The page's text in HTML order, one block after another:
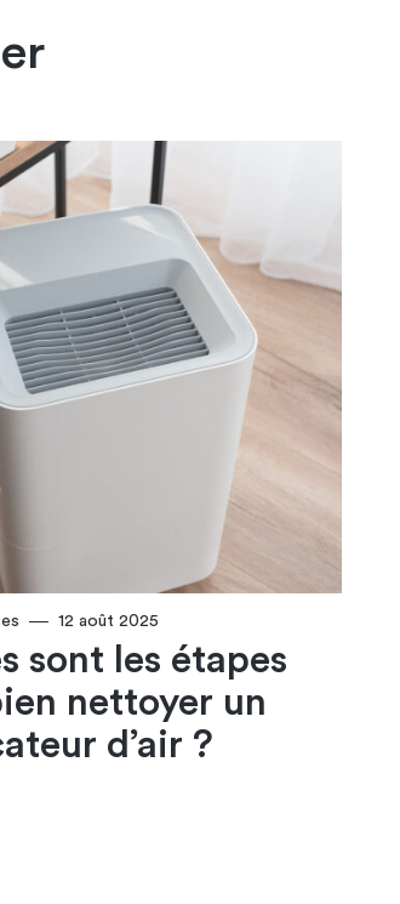
12 août 2025
sont les étapes
nettoyer un
d’air ?